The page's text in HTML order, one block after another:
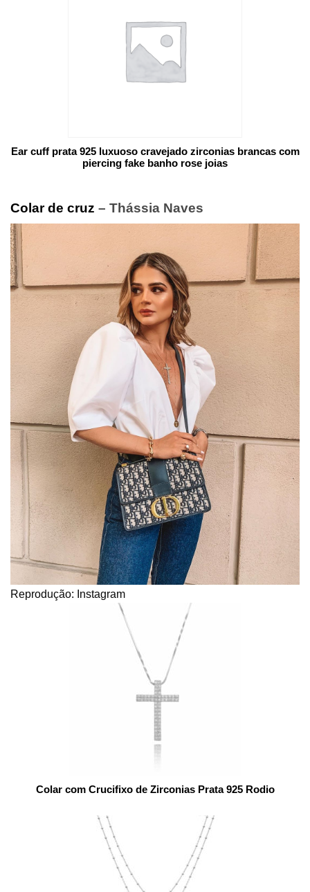
Ear cuff prata 925 luxuoso cravejado zirconias brancas com
piercing fake banho rose joias
Colar de cruz – Thássia Naves
Reprodução: Instagram
Colar com Crucifixo de Zirconias Prata 925 Rodio